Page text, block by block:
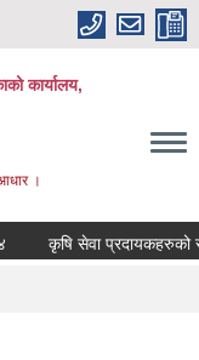
कार्यालय,
।
कृषि सेवा प्रदायकहरुको